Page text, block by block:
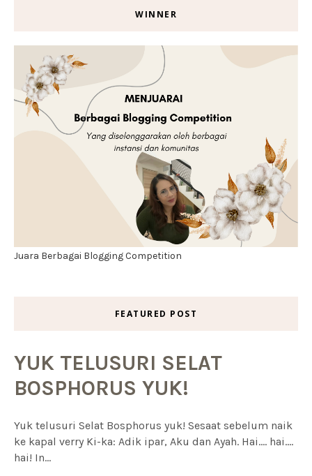
WINNER
Juara Berbagai Blogging Competition
FEATURED POST
YUK TELUSURI SELAT
BOSPHORUS YUK!
Yuk telusuri Selat Bosphorus yuk! Sesaat sebelum naik
ke kapal verry Ki-ka: Adik ipar, Aku dan Ayah. Hai.... hai....
hai! In...